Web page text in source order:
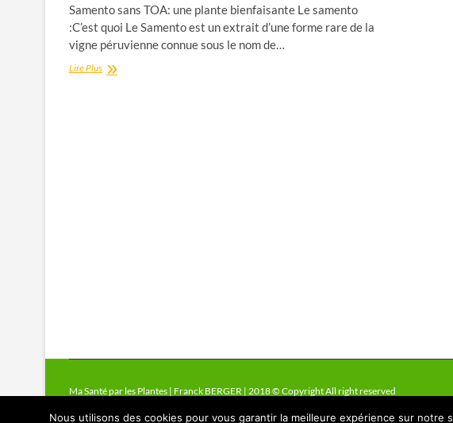
Samento sans TOA: une plante bienfaisante Le samento
:C’est quoi Le Samento est un extrait d’une forme rare de la
vigne péruvienne connue sous le nom de…
Lire PlusLe
Ma Santé par les Plantes | Franck BERGER | 2018 © Copyright All right reserved
Nous utilisons des cookies pour vous garantir la meilleure expérience sur